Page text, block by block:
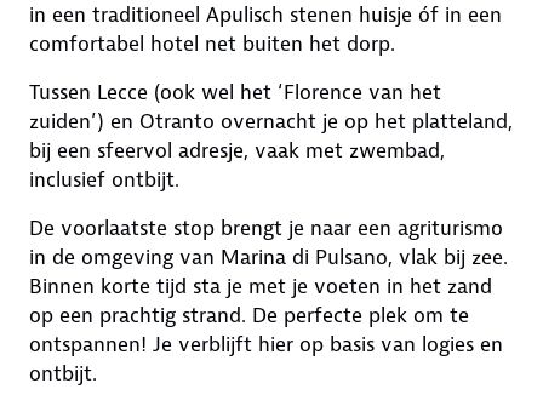
in een traditioneel Apulisch stenen huisje óf in een
comfortabel hotel net buiten het dorp.
Tussen Lecce (ook wel het ‘Florence van het
zuiden’) en Otranto overnacht je op het platteland,
bij een sfeervol adresje, vaak met zwembad,
inclusief ontbijt.
De voorlaatste stop brengt je naar een agriturismo
in de omgeving van Marina di Pulsano, vlak bij zee.
Binnen korte tijd sta je met je voeten in het zand
op een prachtig strand. De perfecte plek om te
ontspannen! Je verblijft hier op basis van logies en
ontbijt.